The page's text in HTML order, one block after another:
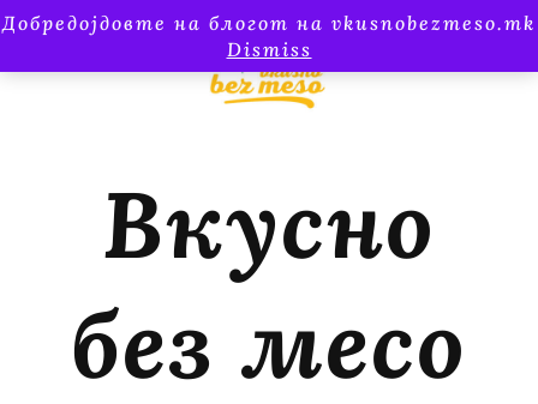
Добредојдовте на блогот на vkusnobezmeso.mk
Dismiss
Вкусно
без месо